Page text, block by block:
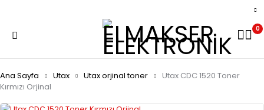
0
Ana Sayfa Utax Utax orjinal toner
Utax CDC 1520 Toner
Kırmızı Orjinal